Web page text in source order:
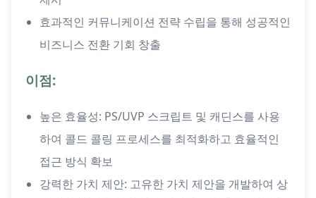
효과적인 커뮤니케이션 전략 수립을 통해 성공적인
비즈니스 전환 기회 창출
이점:
높은 효율성: PS/UVP 스크립트 및 캐딘스를 사용
하여 콜드 콜링 프로세스를 최적화하고 효율적인
접근 방식 확보
강력한 가치 제안: 고유한 가치 제안을 개발하여 상